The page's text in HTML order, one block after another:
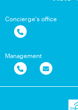
Concierge's office
Management